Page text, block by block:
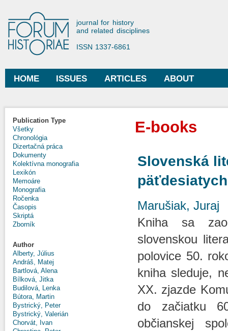
Forum Historiae
journal for history
and related disciplines
ISSN 1337-6861
Main menu
HOME ISSUES ARTICLES ABOUT
Publication Type
Všetky
Chronológia
Dizertačná práca
Dokumenty
Kolektívna monografia
Lexikón
Memoáre
Monografia
Ročenka
Časopis
Skriptá
Zborník
Author
Alberty, Július
Andráš, Matej
Bartlová, Alena
Bílková, Jitka
Budilová, Lenka
Bútora, Martin
Bystrický, Peter
Bystrický, Valerián
Chorvát, Ivan
E-books
Slovenská
Marušiak, Juraj
Kniha sa
slovenskou
polovice 50.
kniha sleduje,
XX. zjazde
do začiatku
občianskej